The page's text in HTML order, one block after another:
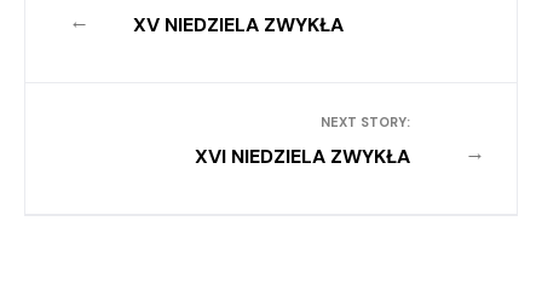
← XV NIEDZIELA ZWYKŁA
→
NEXT STORY:
XVI NIEDZIELA ZWYKŁA